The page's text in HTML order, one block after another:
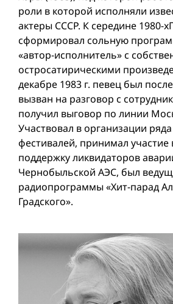
роли в которой исполняли
актеры СССР. К середине 1980-
сформировал сольную
«автор-исполнитель» с
остросатирическими
декабре 1983 г. певец был
вызван на разговор с
получил выговор по линии
Участвовал в организации
фестивалей, принимал участие
поддержку ликвидаторов
Чернобыльской АЭС, был
радиопрограммы «Хит-парад
Градского».